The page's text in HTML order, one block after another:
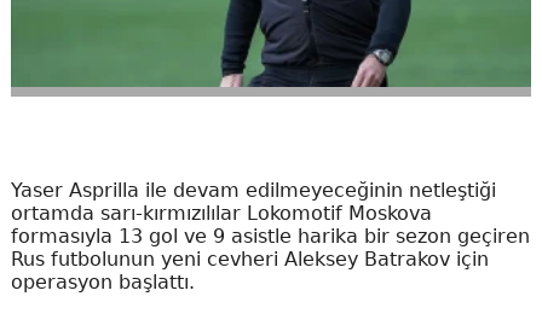
Yaser Asprilla ile devam edilmeyeceğinin netleştiği
ortamda sarı-kırmızılılar Lokomotif Moskova
formasıyla 13 gol ve 9 asistle harika bir sezon geçiren
Rus futbolunun yeni cevheri Aleksey Batrakov için
operasyon başlattı.